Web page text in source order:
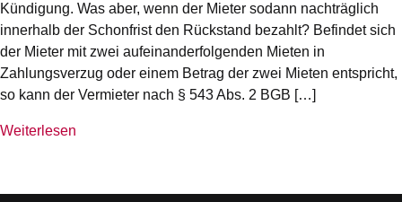
Kündigung. Was aber, wenn der Mieter sodann nachträglich
innerhalb der Schonfrist den Rückstand bezahlt? Befindet sich
der Mieter mit zwei aufeinanderfolgenden Mieten in
Zahlungsverzug oder einem Betrag der zwei Mieten entspricht,
so kann der Vermieter nach § 543 Abs. 2 BGB […]
Weiterlesen